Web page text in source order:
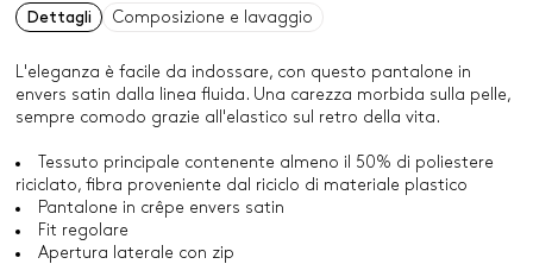
Dettagli
Composizione e lavaggio
L'eleganza è facile da indossare, con questo pantalone in
envers satin dalla linea fluida. Una carezza morbida sulla pelle,
sempre comodo grazie all'elastico sul retro della vita.
Tessuto principale contenente almeno il 50% di poliestere
riciclato, fibra proveniente dal riciclo di materiale plastico
Pantalone in crêpe envers satin
Fit regolare
Apertura laterale con zip